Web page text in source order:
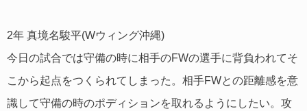
2年 真境名駿平(Wウィング沖縄)
今日の試合では守備の時に相手のFWの選手に背負われてそ
こから起点をつくられてしまった。相手FWとの距離感を意
識して守備の時のポディションを取れるようにしたい。攻